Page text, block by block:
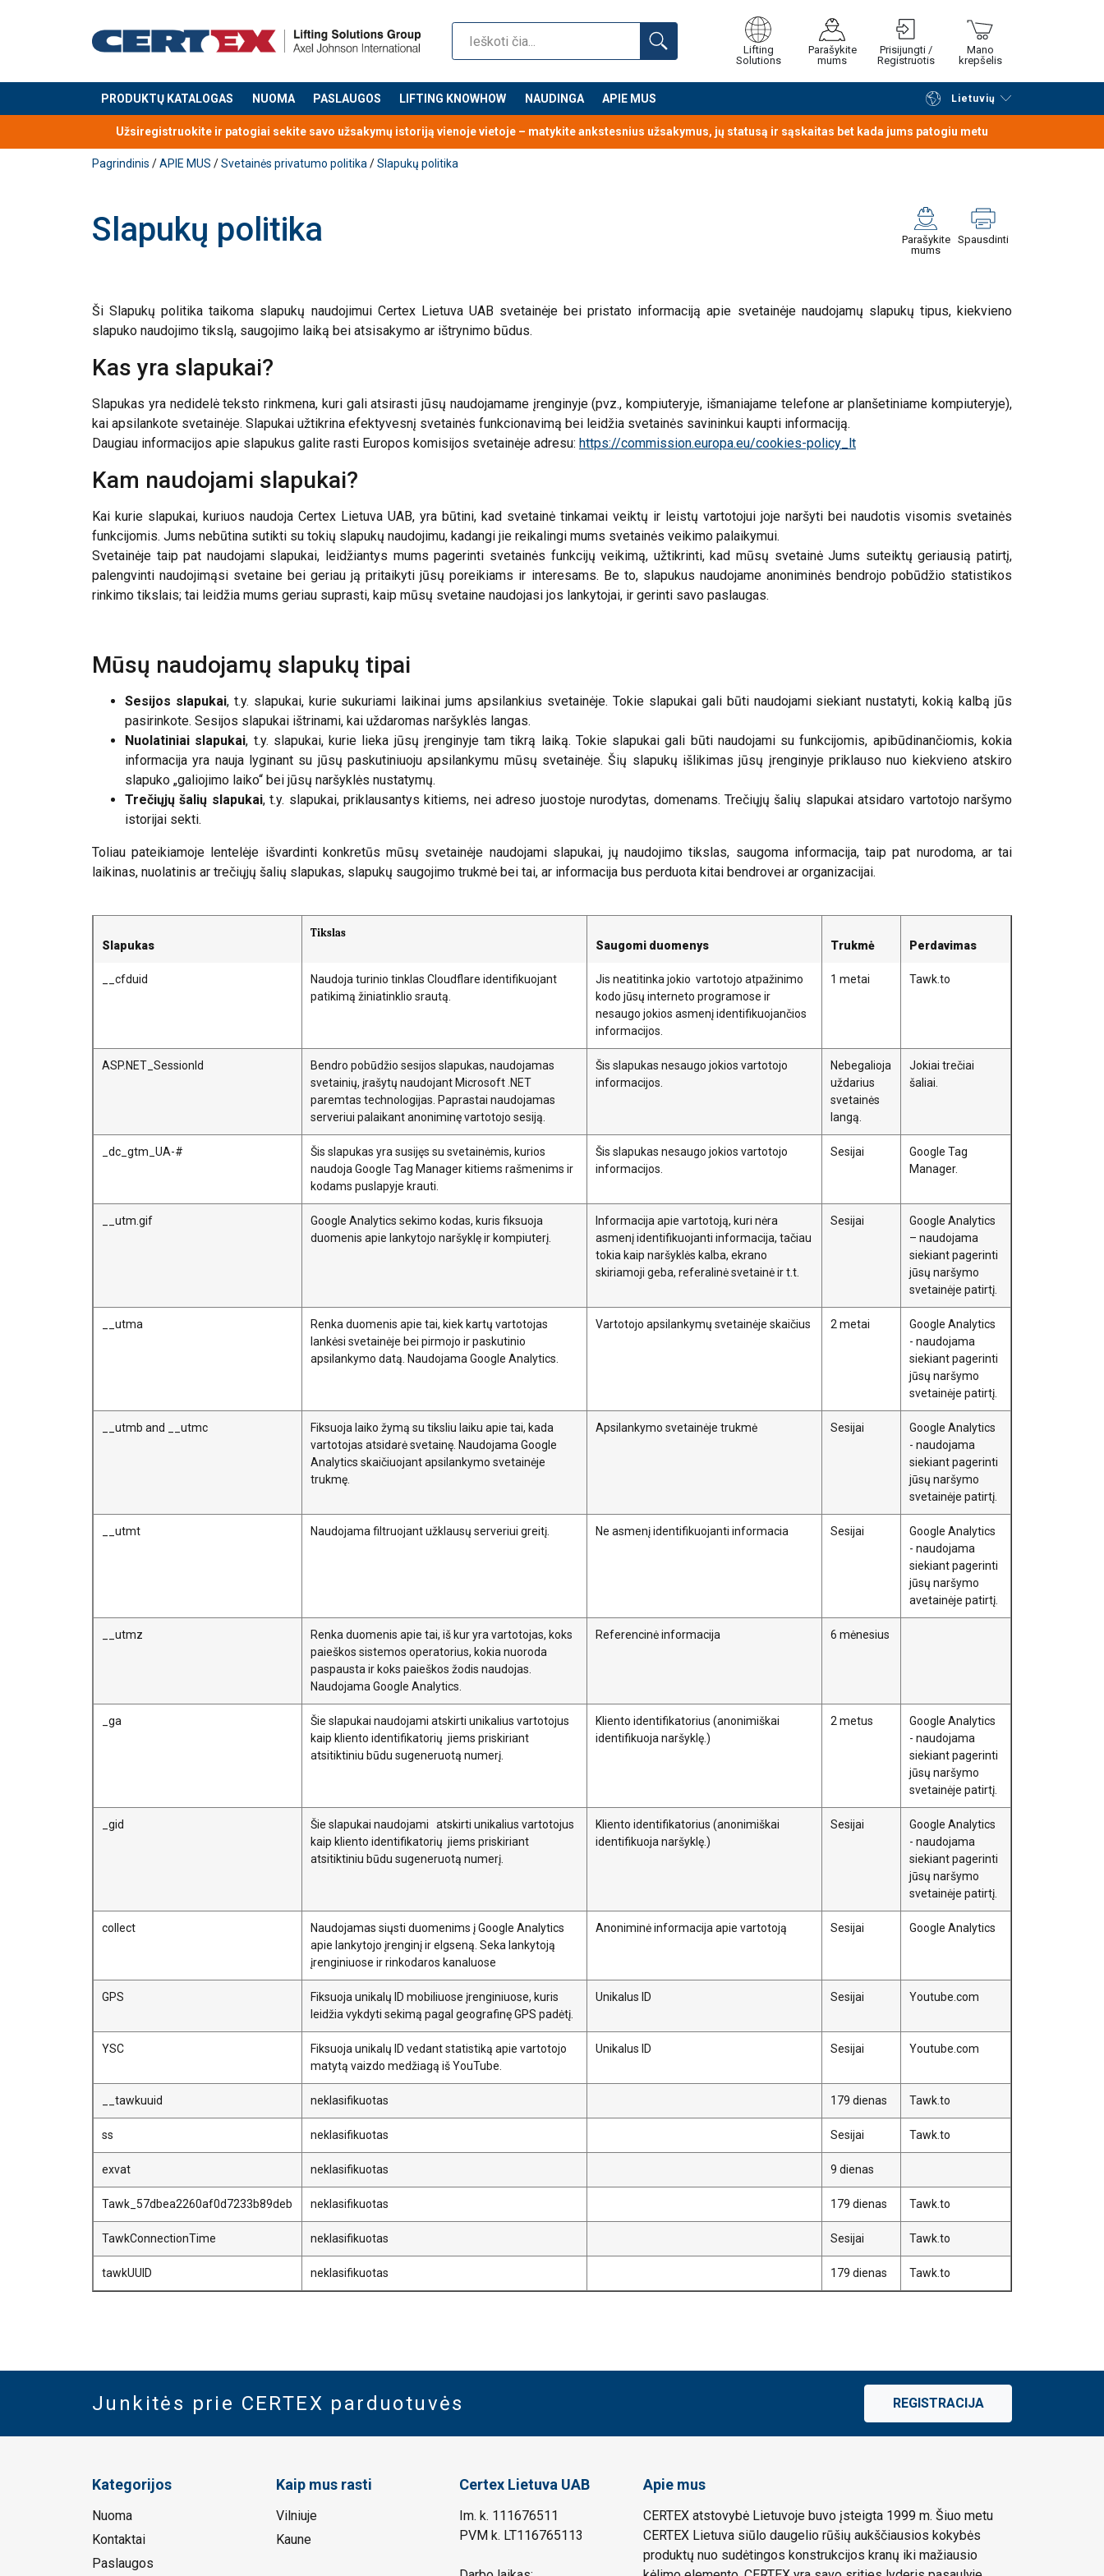
Lifting
Solutions
Parašykite
mums
Prisijungti /
Registruotis
Mano
krepšelis
PRODUKTŲ KATALOGAS NUOMA PASLAUGOS LIFTING KNOWHOW NAUDINGA APIE MUS Lietuvių
Produktas buvo pridėtas prie jūsų užklausos Tęsti naršymą Tęsti pirkimą
Užsiregistruokite ir patogiai sekite savo užsakymų istoriją vienoje vietoje – matykite ankstesnius užsakymus, jų statusą ir sąskaitas bet kada jums patogiu metu
Pagrindinis /APIE MUS /Svetainės privatumo politika /Slapukų politika
Slapukų politika
Parašykite
mums
Spausdinti
Ši Slapukų politika taikoma slapukų naudojimui Certex Lietuva UAB svetainėje bei pristato informaciją apie svetainėje naudojamų slapukų tipus, kiekvieno
slapuko naudojimo tikslą, saugojimo laiką bei atsisakymo ar ištrynimo būdus.
Kas yra slapukai?
Slapukas yra nedidelė teksto rinkmena, kuri gali atsirasti jūsų naudojamame įrenginyje (pvz., kompiuteryje, išmaniajame telefone ar planšetiniame kompiuteryje),
kai apsilankote svetainėje. Slapukai užtikrina efektyvesnį svetainės funkcionavimą bei leidžia svetainės savininkui kaupti informaciją.
Daugiau informacijos apie slapukus galite rasti Europos komisijos svetainėje adresu: https://commission.europa.eu/cookies-policy_lt
Kam naudojami slapukai?
Kai kurie slapukai, kuriuos naudoja Certex Lietuva UAB, yra būtini, kad svetainė tinkamai veiktų ir leistų vartotojui joje naršyti bei naudotis visomis svetainės
funkcijomis. Jums nebūtina sutikti su tokių slapukų naudojimu, kadangi jie reikalingi mums svetainės veikimo palaikymui.
Svetainėje taip pat naudojami slapukai, leidžiantys mums pagerinti svetainės funkcijų veikimą, užtikrinti, kad mūsų svetainė Jums suteiktų geriausią patirtį,
palengvinti naudojimąsi svetaine bei geriau ją pritaikyti jūsų poreikiams ir interesams. Be to, slapukus naudojame anoniminės bendrojo pobūdžio statistikos
rinkimo tikslais; tai leidžia mums geriau suprasti, kaip mūsų svetaine naudojasi jos lankytojai, ir gerinti savo paslaugas.
Mūsų naudojamų slapukų tipai
Sesijos slapukai, t.y. slapukai, kurie sukuriami laikinai jums apsilankius svetainėje. Tokie slapukai gali būti naudojami siekiant nustatyti, kokią kalbą jūs
pasirinkote. Sesijos slapukai ištrinami, kai uždaromas naršyklės langas.
Nuolatiniai slapukai, t.y. slapukai, kurie lieka jūsų įrenginyje tam tikrą laiką. Tokie slapukai gali būti naudojami su funkcijomis, apibūdinančiomis, kokia
informacija yra nauja lyginant su jūsų paskutiniuoju apsilankymu mūsų svetainėje. Šių slapukų išlikimas jūsų įrenginyje priklauso nuo kiekvieno atskiro
slapuko „galiojimo laiko“ bei jūsų naršyklės nustatymų.
Trečiųjų šalių slapukai, t.y. slapukai, priklausantys kitiems, nei adreso juostoje nurodytas, domenams. Trečiųjų šalių slapukai atsidaro vartotojo naršymo
istorijai sekti.
Toliau pateikiamoje lentelėje išvardinti konkretūs mūsų svetainėje naudojami slapukai, jų naudojimo tikslas, saugoma informacija, taip pat nurodoma, ar tai
laikinas, nuolatinis ar trečiųjų šalių slapukas, slapukų saugojimo trukmė bei tai, ar informacija bus perduota kitai bendrovei ar organizacijai.
Slapukas
Tikslas
Saugomi duomenys Trukmė Perdavimas
__cfduid
Naudoja turinio tinklas Cloudflare identifikuojant
patikimą žiniatinklio srautą.
Jis neatitinka jokio vartotojo atpažinimo
kodo jūsų interneto programose ir
nesaugo jokios asmenį identifikuojančios
informacijos.
1 metai Tawk.to
ASP.NET_SessionId
Bendro pobūdžio sesijos slapukas, naudojamas
svetainių, įrašytų naudojant Microsoft .NET
paremtas technologijas. Paprastai naudojamas
serveriui palaikant anoniminę vartotojo sesiją.
Šis slapukas nesaugo jokios vartotojo
informacijos.
Nebegalioja
uždarius
svetainės
langą.
Jokiai trečiai
šaliai.
_dc_gtm_UA-#
Šis slapukas yra susijęs su svetainėmis, kurios
naudoja Google Tag Manager kitiems rašmenims ir
kodams puslapyje krauti.
Šis slapukas nesaugo jokios vartotojo
informacijos.
Sesijai
Google Tag
Manager.
__utm.gif
Google Analytics sekimo kodas, kuris fiksuoja
duomenis apie lankytojo naršyklę ir kompiuterį.
Informacija apie vartotoją, kuri nėra
asmenį identifikuojanti informacija, tačiau
tokia kaip naršyklės kalba, ekrano
skiriamoji geba, referalinė svetainė ir t.t.
Sesijai
Google Analytics
– naudojama
siekiant pagerinti
jūsų naršymo
svetainėje patirtį.
__utma
Renka duomenis apie tai, kiek kartų vartotojas
lankėsi svetainėje bei pirmojo ir paskutinio
apsilankymo datą. Naudojama Google Analytics.
Vartotojo apsilankymų svetainėje skaičius 2 metai
Google Analytics
- naudojama
siekiant pagerinti
jūsų naršymo
svetainėje patirtį.
__utmb and __utmc
Fiksuoja laiko žymą su tiksliu laiku apie tai, kada
vartotojas atsidarė svetainę. Naudojama Google
Analytics skaičiuojant apsilankymo svetainėje
trukmę.
Apsilankymo svetainėje trukmė Sesijai
Google Analytics
- naudojama
siekiant pagerinti
jūsų naršymo
svetainėje patirtį.
__utmt Naudojama filtruojant užklausų serveriui greitį. Ne asmenį identifikuojanti informacia Sesijai
Google Analytics
- naudojama
siekiant pagerinti
jūsų naršymo
avetainėje patirtį.
__utmz
Renka duomenis apie tai, iš kur yra vartotojas, koks
paieškos sistemos operatorius, kokia nuoroda
paspausta ir koks paieškos žodis naudojas.
Naudojama Google Analytics.
Referencinė informacija 6 mėnesius
_ga
Šie slapukai naudojami atskirti unikalius vartotojus
kaip kliento identifikatorių jiems priskiriant
atsitiktiniu būdu sugeneruotą numerį.
Kliento identifikatorius (anonimiškai
identifikuoja naršyklę.)
2 metus
Google Analytics
- naudojama
siekiant pagerinti
jūsų naršymo
svetainėje patirtį.
_gid
Šie slapukai naudojami atskirti unikalius vartotojus
kaip kliento identifikatorių jiems priskiriant
atsitiktiniu būdu sugeneruotą numerį.
Kliento identifikatorius (anonimiškai
identifikuoja naršyklę.)
Sesijai
Google Analytics
- naudojama
siekiant pagerinti
jūsų naršymo
svetainėje patirtį.
collect
Naudojamas siųsti duomenims į Google Analytics
apie lankytojo įrenginį ir elgseną. Seka lankytoją
įrenginiuose ir rinkodaros kanaluose
Anoniminė informacija apie vartotoją Sesijai Google Analytics
GPS
Fiksuoja unikalų ID mobiliuose įrenginiuose, kuris
leidžia vykdyti sekimą pagal geografinę GPS padėtį.
Unikalus ID Sesijai Youtube.com
YSC
Fiksuoja unikalų ID vedant statistiką apie vartotojo
matytą vaizdo medžiagą iš YouTube.
Unikalus ID Sesijai Youtube.com
__tawkuuid neklasifikuotas 179 dienas Tawk.to
ss neklasifikuotas Sesijai Tawk.to
exvat neklasifikuotas 9 dienas
Tawk_57dbea2260af0d7233b89deb neklasifikuotas 179 dienas Tawk.to
TawkConnectionTime neklasifikuotas Sesijai Tawk.to
tawkUUID neklasifikuotas 179 dienas Tawk.to
Junkitės prie CERTEX parduotuvės REGISTRACIJA
Kategorijos
Nuoma
Kontaktai
Paslaugos
Kaip mus rasti
Vilniuje
Kaune
Certex Lietuva UAB
Im. k. 111676511
PVM k. LT116765113
Apie mus
CERTEX atstovybė Lietuvoje buvo įsteigta 1999 m. Šiuo metu
CERTEX Lietuva siūlo daugelio rūšių aukščiausios kokybės
produktų nuo sudėtingos konstrukcijos kranų iki mažiausio
informacija apie jūsų naudojimąsi mūsų svetaine su mūsų reklamos ir analizės partneriais, kurie gali
ją sujungti su kita informacija, kurią jiems pateikėte arba kurią jie surinko, kai naudojatės jų
paslaugomis. Privatumo politika
PARODYTI DETALIAU